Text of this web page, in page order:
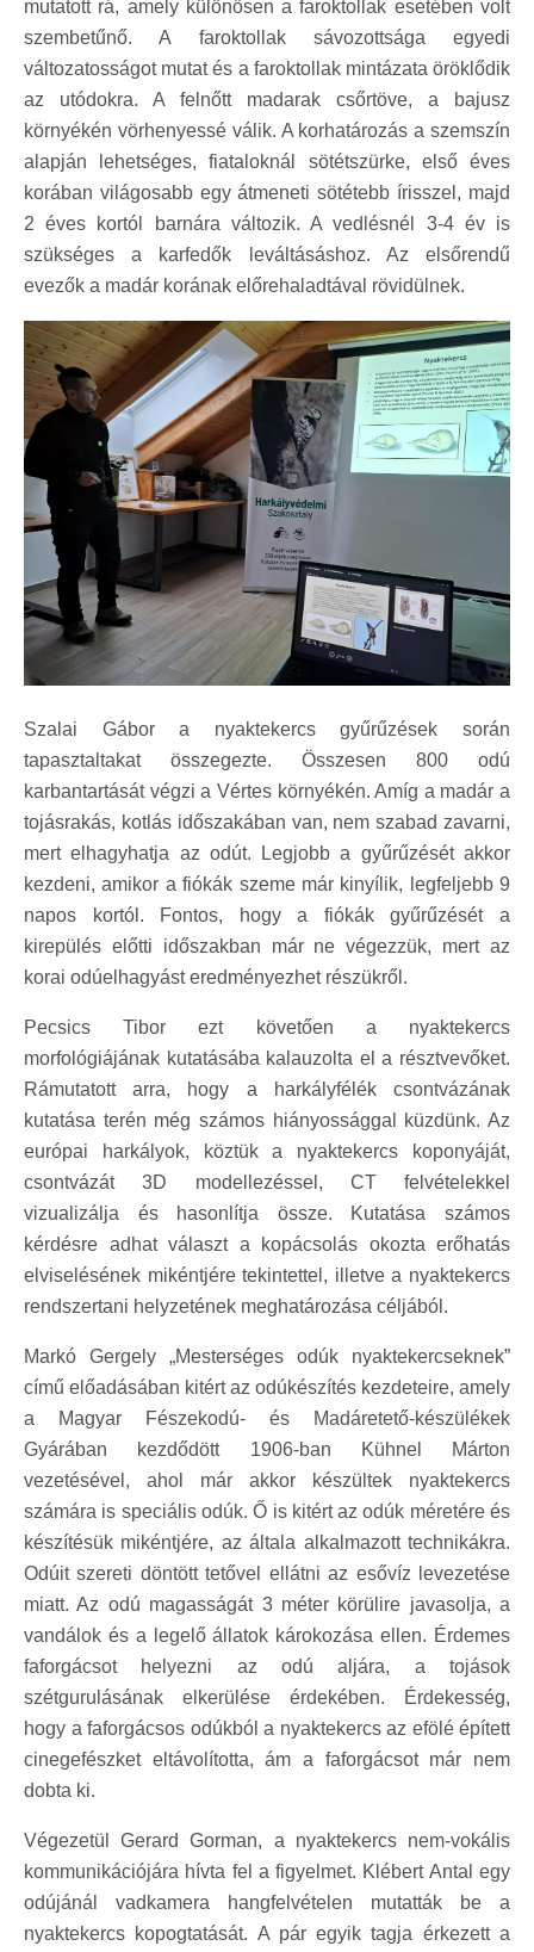
mutatott rá, amely különösen a faroktollak esetében volt
szembetűnő. A faroktollak sávozottsága egyedi
változatosságot mutat és a faroktollak mintázata öröklődik
az utódokra. A felnőtt madarak csőrtöve, a bajusz
környékén vörhenyessé válik. A korhatározás a szemszín
alapján lehetséges, fiataloknál sötétszürke, első éves
korában világosabb egy átmeneti sötétebb írisszel, majd
2 éves kortól barnára változik. A vedlésnél 3-4 év is
szükséges a karfedők leváltásáshoz. Az elsőrendű
evezők a madár korának előrehaladtával rövidülnek.
Szalai Gábor a nyaktekercs gyűrűzések során
tapasztaltakat összegezte. Összesen 800 odú
karbantartását végzi a Vértes környékén. Amíg a madár a
tojásrakás, kotlás időszakában van, nem szabad zavarni,
mert elhagyhatja az odút. Legjobb a gyűrűzését akkor
kezdeni, amikor a fiókák szeme már kinyílik, legfeljebb 9
napos kortól. Fontos, hogy a fiókák gyűrűzését a
kirepülés előtti időszakban már ne végezzük, mert az
korai odúelhagyást eredményezhet részükről.
Pecsics Tibor ezt követően a nyaktekercs
morfológiájának kutatásába kalauzolta el a résztvevőket.
Rámutatott arra, hogy a harkályfélék csontvázának
kutatása terén még számos hiányossággal küzdünk. Az
európai harkályok, köztük a nyaktekercs koponyáját,
csontvázát 3D modellezéssel, CT felvételekkel
vizualizálja és hasonlítja össze. Kutatása számos
kérdésre adhat választ a kopácsolás okozta erőhatás
elviselésének mikéntjére tekintettel, illetve a nyaktekercs
rendszertani helyzetének meghatározása céljából.
Markó Gergely „Mesterséges odúk nyaktekercseknek”
című előadásában kitért az odúkészítés kezdeteire, amely
a Magyar Fészekodú- és Madáretető-készülékek
Gyárában kezdődött 1906-ban Kühnel Márton
vezetésével, ahol már akkor készültek nyaktekercs
számára is speciális odúk. Ő is kitért az odúk méretére és
készítésük mikéntjére, az általa alkalmazott technikákra.
Odúit szereti döntött tetővel ellátni az esővíz levezetése
miatt. Az odú magasságát 3 méter körülire javasolja, a
vandálok és a legelő állatok károkozása ellen. Érdemes
faforgácsot helyezni az odú aljára, a tojások
szétgurulásának elkerülése érdekében. Érdekesség,
hogy a faforgácsos odúkból a nyaktekercs az efölé épített
cinegefészket eltávolította, ám a faforgácsot már nem
dobta ki.
Végezetül Gerard Gorman, a nyaktekercs nem-vokális
kommunikációjára hívta fel a figyelmet. Klébert Antal egy
odújánál vadkamera hangfelvételen mutatták be a
nyaktekercs kopogtatását. A pár egyik tagja érkezett a